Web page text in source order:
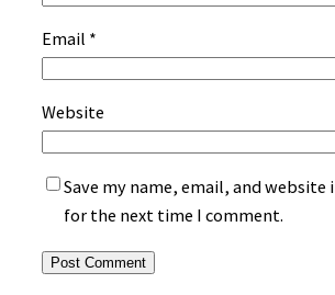
Email *
Website
Save my name, email, and website
for the next time I comment.